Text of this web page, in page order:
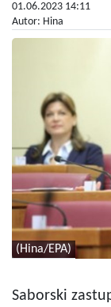
01.06.2023 14:11
Autor: Hina
(Hina/EPA)
Saborski